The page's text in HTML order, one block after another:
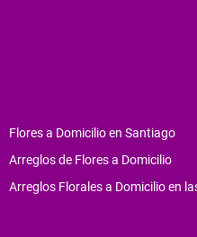
Flores a Domicilio en Santiago
Arreglos de Flores a Domicilio
Arreglos Florales a Domicilio en